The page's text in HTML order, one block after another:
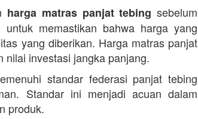
harga matras panjat tebing sebelum
memastikan bahwa harga yang
yang diberikan. Harga matras panjat
nilai investasi jangka panjang.
standar federasi panjat tebing
Standar ini menjadi acuan dalam
produk.